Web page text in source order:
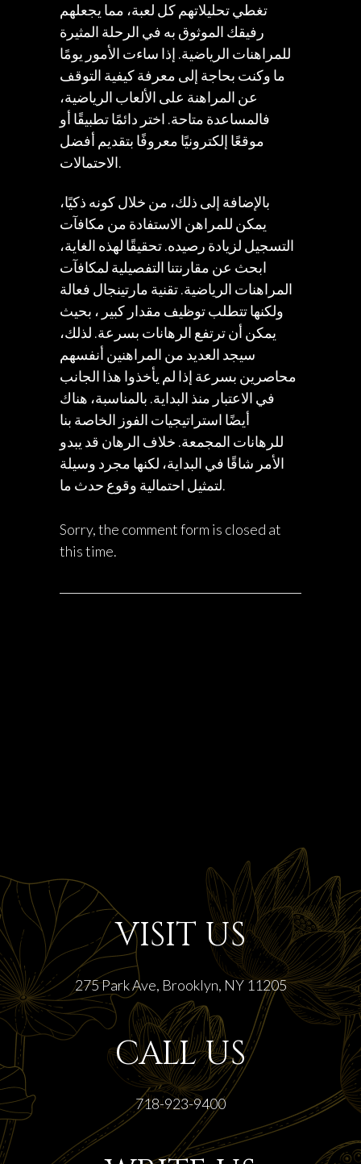
تغطي تحليلاتهم كل لعبة، مما يجعلهم
رفيقك الموثوق به في الرحلة المثيرة
للمراهنات الرياضية. إذا ساءت الأمور يومًا
ما وكنت بحاجة إلى معرفة كيفية التوقف
عن المراهنة على الألعاب الرياضية،
فالمساعدة متاحة. اختر دائمًا تطبيقًا أو
موقعًا إلكترونيًا معروفًا بتقديم أفضل
الاحتمالات.
بالإضافة إلى ذلك، من خلال كونه ذكيًا،
يمكن للمراهن الاستفادة من مكافآت
التسجيل لزيادة رصيده. تحقيقًا لهذه الغاية،
ابحث عن مقارنتنا التفصيلية لمكافآت
المراهنات الرياضية. تقنية مارتينجال فعالة
ولكنها تتطلب توظيف مقدار كبير ، بحيث
يمكن أن ترتفع الرهانات بسرعة. لذلك،
سيجد العديد من المراهنين أنفسهم
محاصرين بسرعة إذا لم يأخذوا هذا الجانب
في الاعتبار منذ البداية. بالمناسبة، هناك
أيضًا استراتيجيات الفوز الخاصة بنا
للرهانات المجمعة. خلاف الرهان قد يبدو
الأمر شاقًا في البداية، لكنها مجرد وسيلة
لتمثيل احتمالية وقوع حدث ما.
Sorry, the comment form is closed at
this time.
VISIT US
275 Park Ave, Brooklyn, NY 11205
CALL US
718-923-9400